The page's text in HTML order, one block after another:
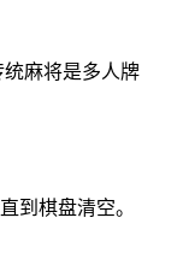
麻将是多人牌
到棋盘清空。